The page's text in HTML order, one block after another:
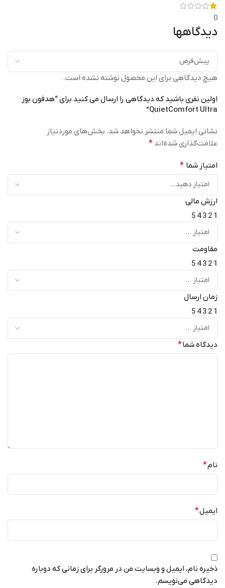
0
دیدگاهها
هیچ دیدگاهی برای این محصول نوشته نشده است.
اولین نفری باشید که دیدگاهی را ارسال می کنید برای “هدفون بوز
QuietComfort Ultra”
نشانی ایمیل شما منتشر نخواهد شد. بخش‌های موردنیاز
علامت‌گذاری شده‌اند *
امتیاز شما *
ارزش مالی
1
2
3
4
5
مقاومت
1
2
3
4
5
زمان ارسال
1
2
3
4
5
دیدگاه شما*
نام*
ایمیل*
ذخیره نام، ایمیل و وبسایت من در مرورگر برای زمانی که دوباره
دیدگاهی می‌نویسم.